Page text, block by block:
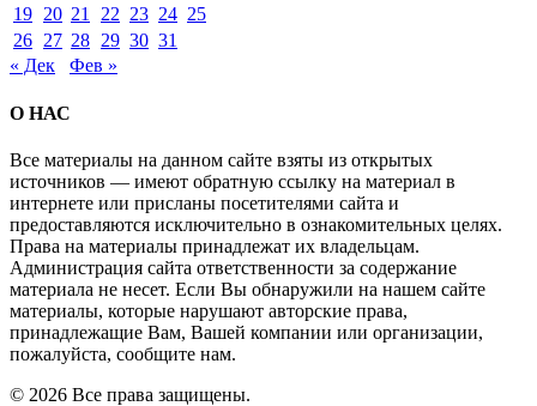
19 20 21 22 23 24 25
26 27 28 29 30 31
« Дек
Фев »
О НАС
Все материалы на данном сайте взяты из открытых
источников — имеют обратную ссылку на материал в
интернете или присланы посетителями сайта и
предоставляются исключительно в ознакомительных целях.
Права на материалы принадлежат их владельцам.
Администрация сайта ответственности за содержание
материала не несет. Если Вы обнаружили на нашем сайте
материалы, которые нарушают авторские права,
принадлежащие Вам, Вашей компании или организации,
пожалуйста, сообщите нам.
© 2026 Все права защищены.